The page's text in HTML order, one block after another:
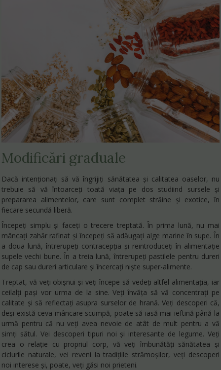
Modificări graduale
Dacă intenționați să vă îngrijiți sănătatea și calitatea oaselor, nu
trebuie să vă întoarceți toată viața pe dos studiind sursele și
prepararea alimentelor, care sunt complet străine și exotice, în
fiecare secundă liberă.
Începeți simplu și faceți o trecere treptată. În prima lună, nu mai
mâncați zahăr rafinat și începeți să adăugați alge marine în supe. În
a doua lună, întrerupeți contracepția și reintroduceți în alimentație
supele vechi bune. În a treia lună, întrerupeți pastilele pentru dureri
de cap sau dureri articulare și încercați niște super-alimente.
Treptat, vă veți obișnui și veți începe să vedeți altfel alimentația, iar
ceilalți pași vor urma de la sine. Veți învăța să vă concentrați pe
calitate și să reflectați asupra surselor de hrană. Veți descoperi că,
deși există ceva mâncare scumpă, poate să iasă mai ieftină până la
urmă pentru că nu veți avea nevoie de atât de mult pentru a vă
simți sătul. Vei descoperi tipuri noi și interesante de legume. Veți
crea o relație cu propriul corp, vă veți îmbunătăți sănătatea și
ciclurile naturale, vei reveni la tradițiile strămoșilor, veți descoperi
noi interese și, poate, veți găsi noi prieteni.